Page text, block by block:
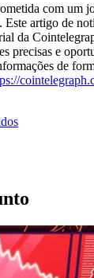
com um
Este artigo de
da
precisas e
de